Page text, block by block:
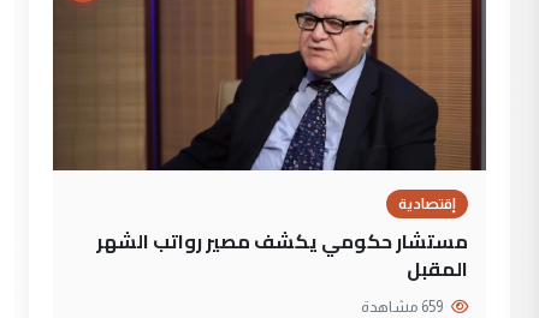
إقتصادية
مستشار حكومي يكشف مصير رواتب الشهر
المقبل